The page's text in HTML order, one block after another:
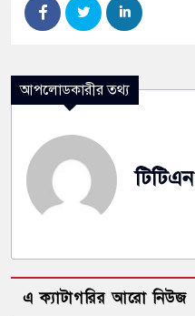
আপলোডকারীর তথ্য
টিটিএন
এ ক্যাটাগরির আরো নিউজ